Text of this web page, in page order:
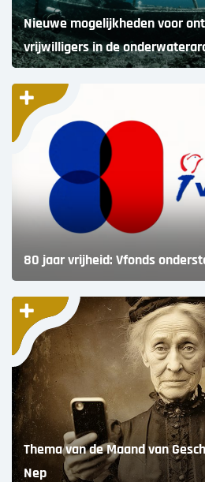
Nieuwe mogelijkheden voor
vrijwilligers in de
80 jaar vrijheid: Vfonds
Thema van de Maand van
Nep